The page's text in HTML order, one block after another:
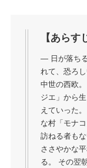
【あらす
— 日が落ち
れて、恐ろ
中世の西欧
ジエ」から
えていった
な村「モナ
訪ねる者も
ささやかな
る。 その翌